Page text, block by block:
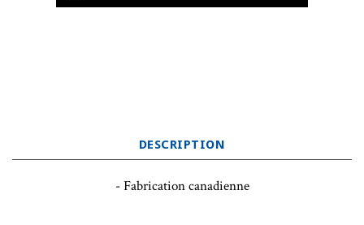
DESCRIPTION
- Fabrication canadienne